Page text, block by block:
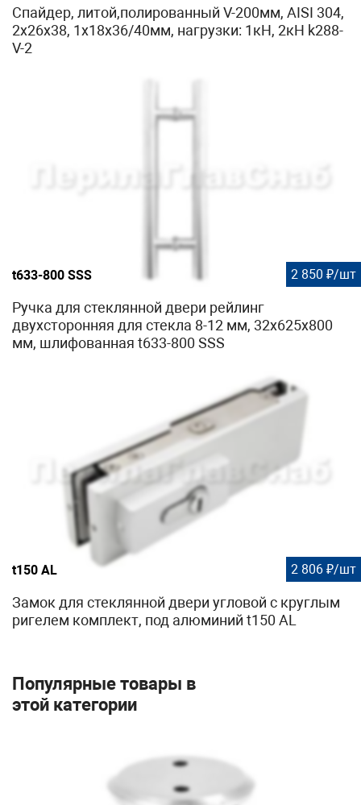
Cпайдер, литой,полированный V-200мм, AISI 304,
2х26х38, 1х18х36/40мм, нагрузки: 1кН, 2кН k288-
V-2
t633-800 SSS 2 850 ₽/шт
Ручка для стеклянной двери рейлинг
двухсторонняя для стекла 8-12 мм, 32х625х800
мм, шлифованная t633-800 SSS
t150 AL 2 806 ₽/шт
Замок для стеклянной двери угловой с круглым
ригелем комплект, под алюминий t150 AL
Популярные товары в
этой категории